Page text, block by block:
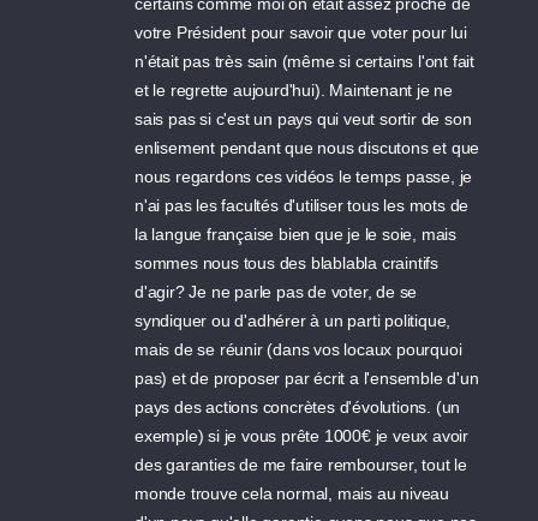
certains comme moi on était assez proche de
votre Président pour savoir que voter pour lui
n'était pas très sain (même si certains l'ont fait
et le regrette aujourd'hui). Maintenant je ne
sais pas si c'est un pays qui veut sortir de son
enlisement pendant que nous discutons et que
nous regardons ces vidéos le temps passe, je
n'ai pas les facultés d'utiliser tous les mots de
la langue française bien que je le soie, mais
sommes nous tous des blablabla craintifs
d'agir? Je ne parle pas de voter, de se
syndiquer ou d'adhérer à un parti politique,
mais de se réunir (dans vos locaux pourquoi
pas) et de proposer par écrit a l'ensemble d'un
pays des actions concrètes d'évolutions. (un
exemple) si je vous prête 1000€ je veux avoir
des garanties de me faire rembourser, tout le
monde trouve cela normal, mais au niveau